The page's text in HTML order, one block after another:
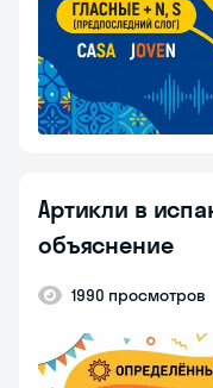
Артикли в
объяснение
1990 просмотров